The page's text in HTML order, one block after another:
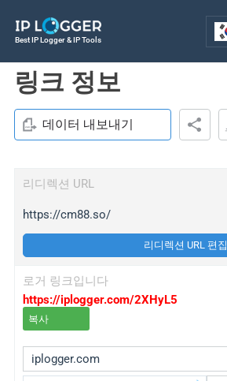
Best IP Logger & IP Tools
링크 정보
데이터 내보내기
리디렉션 URL
https://cm88.so/
리디렉션 URL 편집
로거 링크입니다
https://iplogger.com/2XHyL5
복사